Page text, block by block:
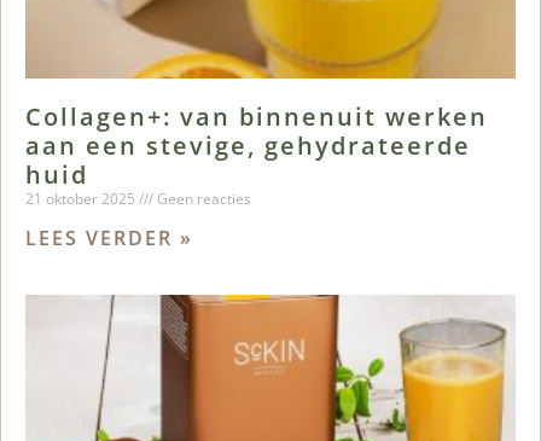
Collagen+: van binnenuit werken
aan een stevige, gehydrateerde
huid
21 oktober 2025 Geen reacties
LEES VERDER »